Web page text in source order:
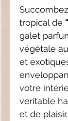
tropical de
galet
végétale
et
votre
véritable
et de plaisir.